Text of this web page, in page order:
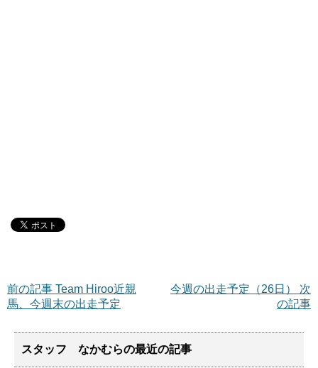
今週の出走予定（26日） 次
の記事
前の記事 Team Hiroo近親
馬、今週末の出走予定
スタッフ なかむらの最近の記事